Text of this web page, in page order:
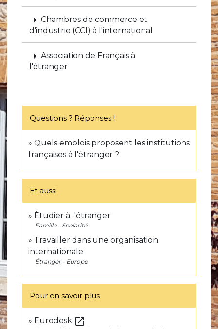
arrow_right Chambres de commerce et
d'industrie (CCI) à l'international
arrow_right Association de Français à
l'étranger
Questions ? Réponses !
Quels emplois proposent les institutions
françaises à l'étranger ?
Et aussi
Étudier à l'étranger
Famille - Scolarité
Travailler dans une organisation
internationale
Étranger - Europe
Pour en savoir plus
Eurodesk open_in_new